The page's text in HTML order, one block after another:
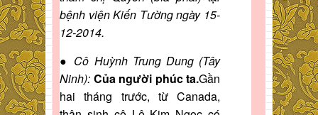
bệnh viện Kiến Tường ngày 15-
12-2014.
● Cô Huỳnh Trung Dung (Tây
Ninh): Của người phúc ta.Gần
hai tháng trước, từ Canada,